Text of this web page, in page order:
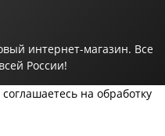
интернет-магазин. Все
России!
на обработку